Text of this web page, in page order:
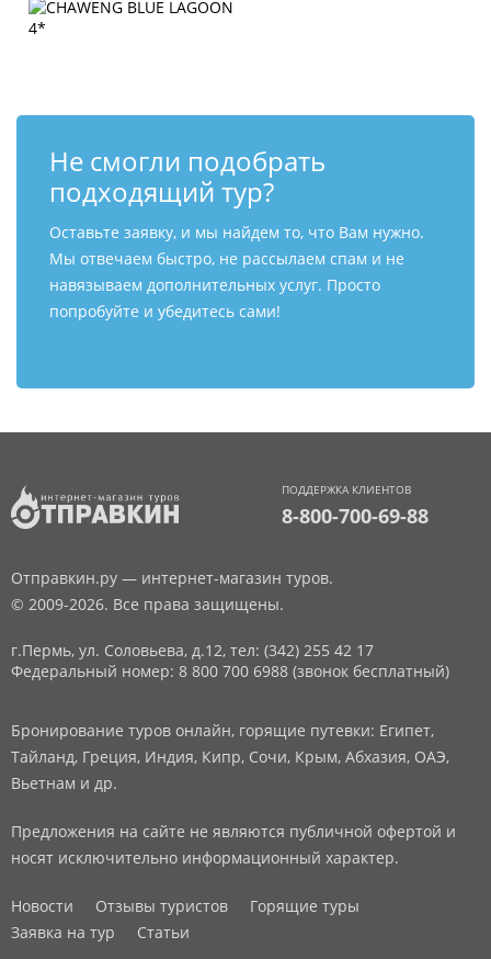
Не смогли подобрать
подходящий тур?
Оставьте заявку, и мы найдем то, что Вам нужно.
Мы отвечаем быстро, не рассылаем спам и не
навязываем дополнительных услуг. Просто
попробуйте и убедитесь сами!
ПОДДЕРЖКА КЛИЕНТОВ
8-800-700-69-88
Отправкин.ру — интернет-магазин туров.
© 2009-2026. Все права защищены.
г.Пермь, ул. Соловьева, д.12, тел: (342) 255 42 17
Федеральный номер: 8 800 700 6988 (звонок бесплатный)
Бронирование туров онлайн, горящие путевки: Египет,
Тайланд, Греция, Индия, Кипр, Сочи, Крым, Абхазия, ОАЭ,
Вьетнам и др.
Предложения на сайте не являются публичной офертой и
носят исключительно информационный характер.
Новости Отзывы туристов
Горящие туры
Заявка на тур
Статьи